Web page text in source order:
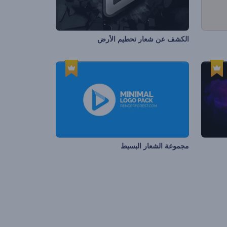
الكشف عن شعار تحطيم الأرض
مجموعة الشعار البسيط